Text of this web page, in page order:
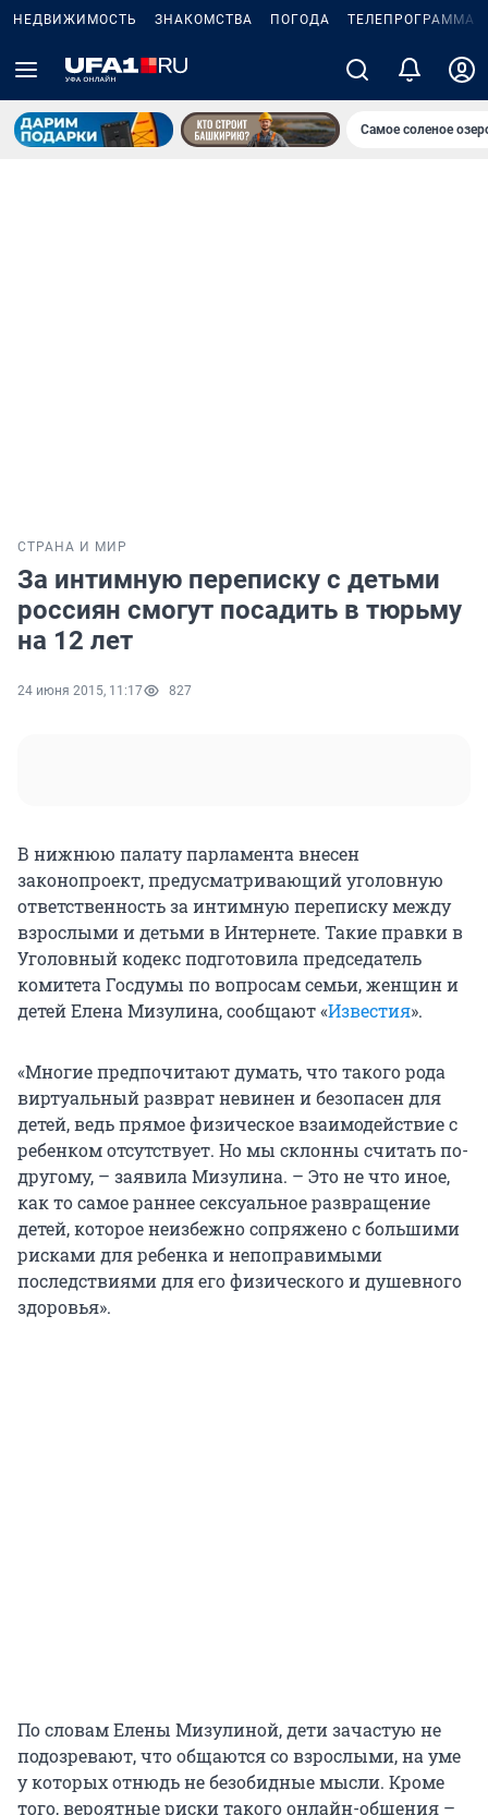
НЕДВИЖИМОСТЬ ЗНАКОМСТВА ПОГОДА ТЕЛЕПРОГРАММА
Самое соленое
СТРАНА И МИР
За интимную переписку с детьми
россиян cмогут посадить в тюрьму
на 12 лет
24 июня 2015, 11:17 827
В нижнюю палату парламента внесен
законопроект, предусматривающий уголовную
ответственность за интимную переписку между
взрослыми и детьми в Интернете. Такие правки в
Уголовный кодекс подготовила председатель
комитета Госдумы по вопросам семьи, женщин и
детей Елена Мизулина, сообщают «Известия».
«Многие предпочитают думать, что такого рода
виртуальный разврат невинен и безопасен для
детей, ведь прямое физическое взаимодействие с
ребенком отсутствует. Но мы склонны считать по-
другому, – заявила Мизулина. – Это не что иное,
как то самое раннее сексуальное развращение
детей, которое неизбежно сопряжено с большими
рисками для ребенка и непоправимыми
последствиями для его физического и душевного
здоровья».
По словам Елены Мизулиной, дети зачастую не
подозревают, что общаются со взрослыми, на уме
у которых отнюдь не безобидные мысли. Кроме
того, вероятные риски такого онлайн-общения –